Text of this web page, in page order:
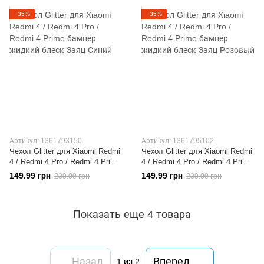
−35%
Артикул: 1361793150
Чехол Glitter для Xiaomi Redmi
4 / Redmi 4 Pro / Redmi 4 Prime
бампер жидкий блеск Заяц
149.99 грн 230.00 грн
−35%
Артикул: 1361795102
Чехол Glitter для Xiaomi Redmi
4 / Redmi 4 Pro / Redmi 4 Prime
бампер жидкий блеск Заяц
149.99 грн 230.00 грн
Показать еще 4 товара
Назад 1 из 2 Вперед